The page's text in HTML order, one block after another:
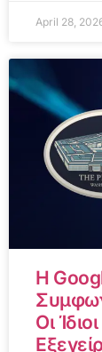
April 28,
Η
Οι